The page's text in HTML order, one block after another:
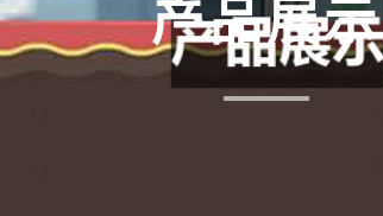
产品展示